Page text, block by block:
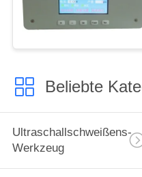
Beliebte
Ultraschallschweißens-
Werkzeug